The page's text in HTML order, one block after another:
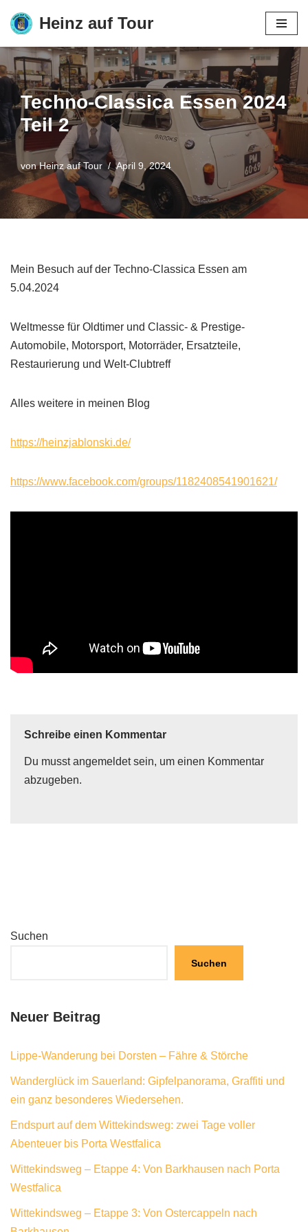
Zum
Inhalt
springen
Heinz auf Tour
Techno-Classica Essen 2024
Teil 2
vonHeinz auf Tour April 9, 2024
Mein Besuch auf der Techno-Classica Essen am
5.04.2024
Weltmesse für Oldtimer und Classic- & Prestige-
Automobile, Motorsport, Motorräder, Ersatzteile,
Restaurierung und Welt-Clubtreff
Alles weitere in meinen Blog
https://heinzjablonski.de/
https://www.facebook.com/groups/1182408541901621/
Schreibe einen Kommentar
Du musstangemeldetsein, um einen Kommentar
abzugeben.
Suchen
Suchen
Neuer Beitrag
Lippe-Wanderung bei Dorsten – Fähre & Störche
Wanderglück im Sauerland: Gipfelpanorama, Graffiti und
ein ganz besonderes Wiedersehen.
Endspurt auf dem Wittekindsweg: zwei Tage voller
Abenteuer bis Porta Westfalica
Wittekindsweg – Etappe 4: Von Barkhausen nach Porta
Westfalica
Wittekindsweg – Etappe 3: Von Ostercappeln nach